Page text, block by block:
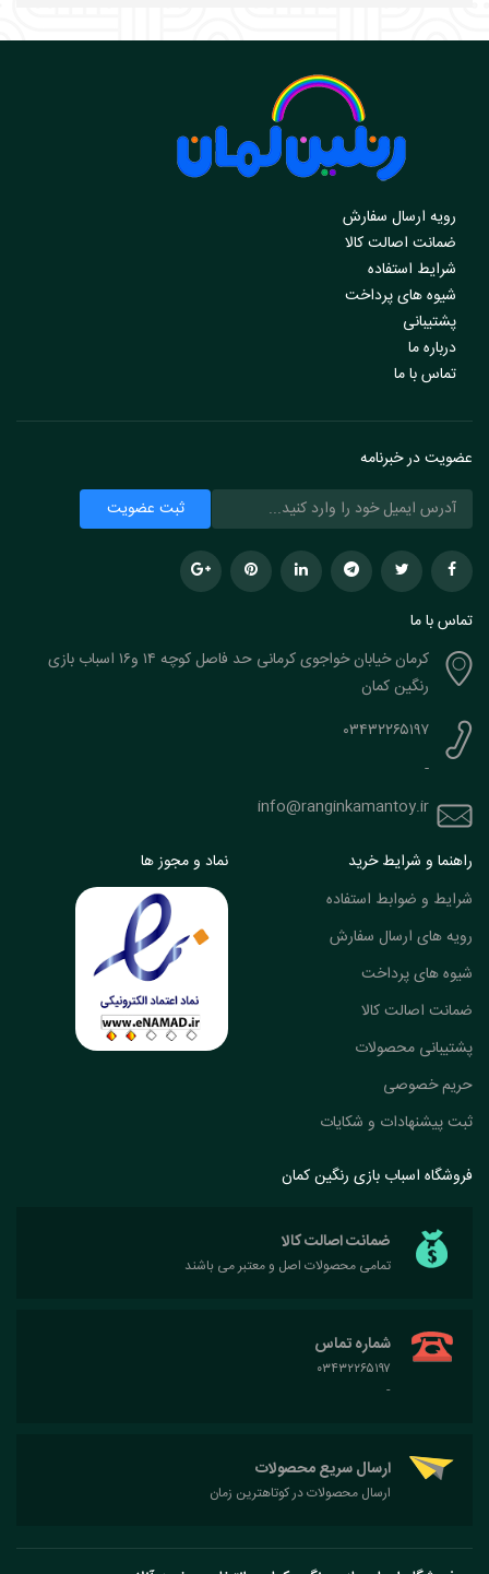
رویه ارسال سفارش
ضمانت اصالت کالا
شرایط استفاده
شیوه های پرداخت
پشتیبانی
درباره ما
تماس با ما
عضویت در خبرنامه
تماس با ما
کرمان خیابان خواجوی کرمانی حد فاصل کوچه ۱۴ و۱۶ اسباب بازی
رنگین کمان
۰۳۴۳۲۲۶۵۱۹۷
-
info@ranginkamantoy.ir
راهنما و شرایط خرید
شرایط و ضوابط استفاده
رویه های ارسال سفارش
شیوه های پرداخت
ضمانت اصالت کالا
پشتیبانی محصولات
حریم خصوصی
ثبت پیشنهادات و شکایات
نماد و مجوز ها
فروشگاه اسباب بازی رنگین کمان
ضمانت اصالت کالا
تمامی محصولات اصل و معتبر می باشند
شماره تماس
۰۳۴۳۲۲۶۵۱۹۷
-
ارسال سریع محصولات
ارسال محصولات در کوتاهترین زمان